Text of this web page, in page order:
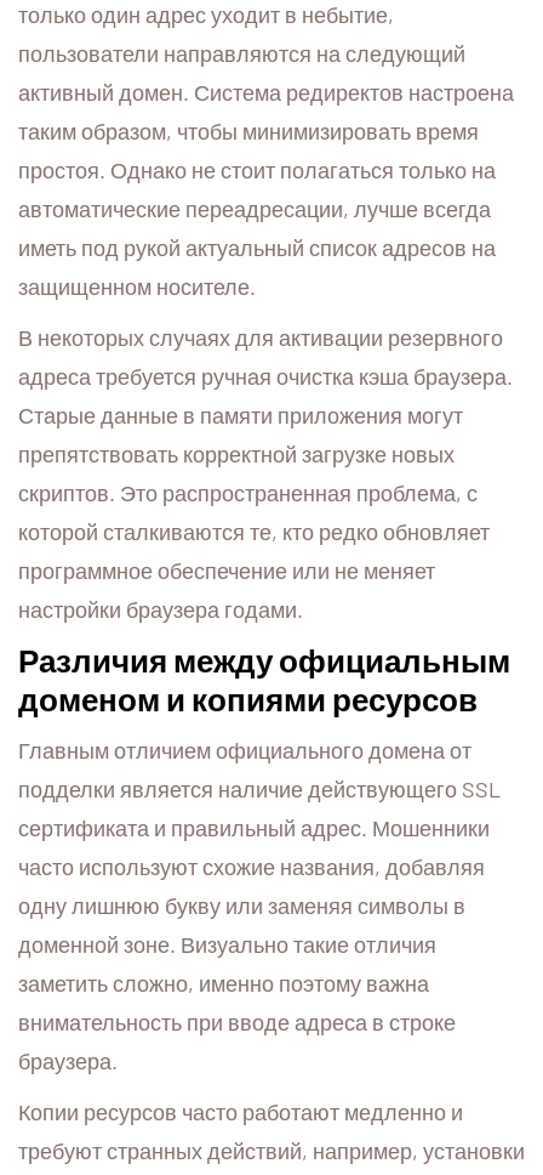
только один адрес уходит в небытие,
пользователи направляются на следующий
активный домен. Система редиректов настроена
таким образом, чтобы минимизировать время
простоя. Однако не стоит полагаться только на
автоматические переадресации, лучше всегда
иметь под рукой актуальный список адресов на
защищенном носителе.
В некоторых случаях для активации резервного
адреса требуется ручная очистка кэша браузера.
Старые данные в памяти приложения могут
препятствовать корректной загрузке новых
скриптов. Это распространенная проблема, с
которой сталкиваются те, кто редко обновляет
программное обеспечение или не меняет
настройки браузера годами.
Различия между официальным
доменом и копиями ресурсов
Главным отличием официального домена от
подделки является наличие действующего SSL
сертификата и правильный адрес. Мошенники
часто используют схожие названия, добавляя
одну лишнюю букву или заменяя символы в
доменной зоне. Визуально такие отличия
заметить сложно, именно поэтому важна
внимательность при вводе адреса в строке
браузера.
Копии ресурсов часто работают медленно и
требуют странных действий, например, установки